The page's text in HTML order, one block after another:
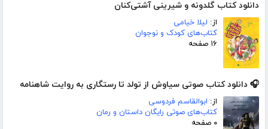
دانلود کتاب گلدونه و شیرینی آشتی‌کنان
از: لیلا خیامی
کتاب‌های کودک و نوجوان
۱۶ صفحه
🎧 دانلود کتاب صوتی سیاوش از تولد تا رستگاری به روایت شاهنامه
از: ابوالقاسم فردوسی
کتاب‌های صوتی رایگان داستان و رمان
۰ صفحه